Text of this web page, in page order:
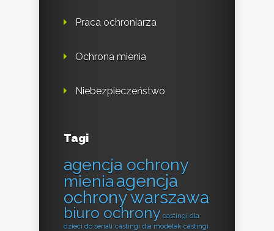
Praca ochroniarza
Ochrona mienia
Niebezpieczeństwo
Tagi
agencja ochrony
mieniaagencja
ochrony warszawa
biuro ochrony castingi dla
dzieci do seriali castingi dla modelek castingi